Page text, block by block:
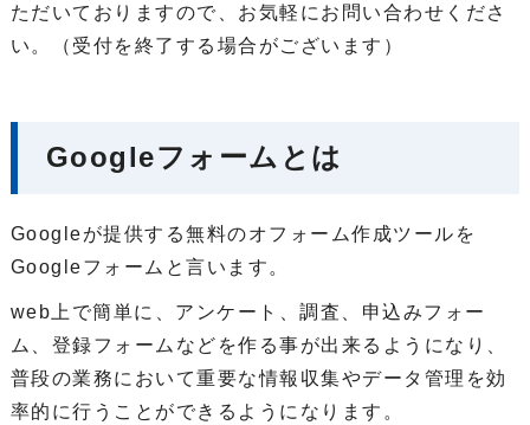
ただいておりますので、お気軽にお問い合わせくださ
い。（受付を終了する場合がございます）
Googleフォームとは
Googleが提供する無料のオフォーム作成ツールを
Googleフォームと言います。
web上で簡単に、アンケート、調査、申込みフォー
ム、登録フォームなどを作る事が出来るようになり、
普段の業務において重要な情報収集やデータ管理を効
率的に行うことができるようになります。